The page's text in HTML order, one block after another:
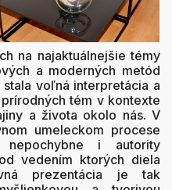
na najaktuálnejšie témy
a moderných metód
voľná interpretácia a
tém v kontexte
a života okolo nás. V
umeleckom procese
nepochybne i autority
vedením ktorých diela
prezentácia je tak